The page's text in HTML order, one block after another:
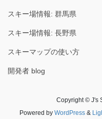
スキー場情報: 群馬県
スキー場情報: 長野県
スキーマップの使い方
開発者 blog
Copyright © J's
Powered by WordPress&